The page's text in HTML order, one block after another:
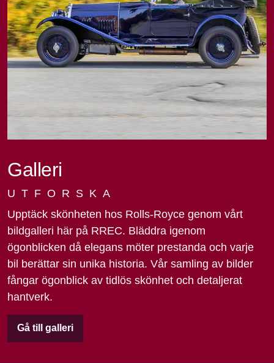
Galleri
UTFORSKA
Upptäck skönheten hos Rolls-Royce genom vårt
bildgalleri här på RREC. Bläddra igenom
ögonblicken då elegans möter prestanda och varje
bil berättar sin unika historia. Vår samling av bilder
fångar ögonblick av tidlös skönhet och detaljerat
hantverk.
Gå till galleri